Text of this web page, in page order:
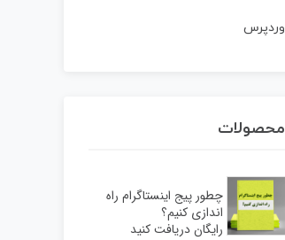
وردپرس
محصولات
چطور پیج اینستاگرام راه
اندازی کنیم؟
رایگان دریافت کنید